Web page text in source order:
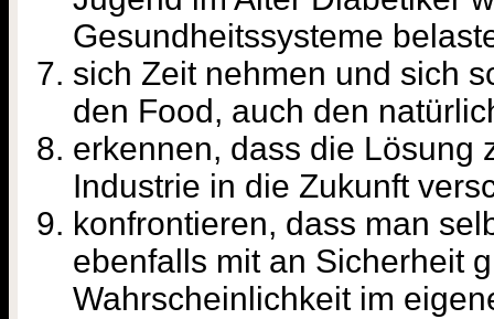
Gesundheitssysteme
sich Zeit nehmen und sich
den Food, auch den
erkennen, dass die Lösung
Industrie in die Zukunft
konfrontieren, dass man
ebenfalls mit an Sicherheit
Wahrscheinlichkeit im